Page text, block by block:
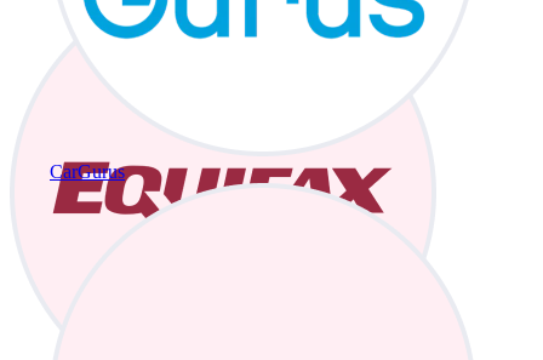
CarGurus